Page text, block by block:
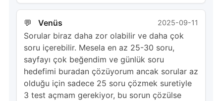
Venüs 2025-09-11
Sorular biraz daha zor olabilir ve daha çok
soru içerebilir. Mesela en az 25-30 soru,
sayfayı çok beğendim ve günlük soru
hedefimi buradan çözüyorum ancak sorular az
olduğu için sadece 25 soru çözmek suretiyle
3 test açmam gerekiyor, bu sorun çözülse